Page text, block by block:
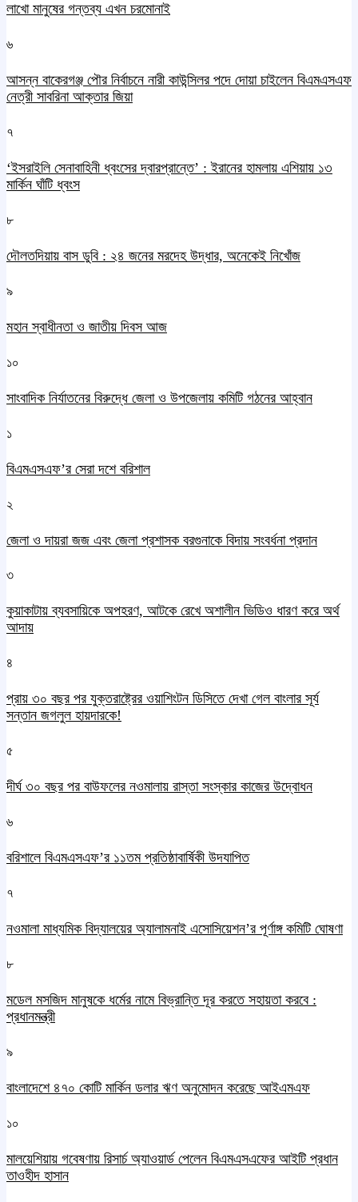
লাখো মানুষের গন্তব্য এখন চরমোনাই
৬
আসন্ন বাকেরগঞ্জ পৌর নির্বাচনে নারী কাউন্সিলর পদে দোয়া চাইলেন বিএমএসএফ
নেত্রী সাবরিনা আক্তার জিয়া
৭
‘ইসরাইলি সেনাবাহিনী ধ্বংসের দ্বারপ্রান্তে’ : ইরানের হামলায় এশিয়ায় ১৩
মার্কিন ঘাঁটি ধ্বংস
৮
দৌলতদিয়ায় বাস ডুবি : ২৪ জনের মরদেহ উদ্ধার, অনেকেই নিখোঁজ
৯
মহান স্বাধীনতা ও জাতীয় দিবস আজ
১০
সাংবাদিক নির্যাতনের বিরুদ্ধে জেলা ও উপজেলায় কমিটি গঠনের আহ্বান
১
বিএমএসএফ’র সেরা দশে বরিশাল
২
জেলা ও দায়রা জজ এবং জেলা প্রশাসক বরগুনাকে বিদায় সংবর্ধনা প্রদান
৩
কুয়াকাটায় ব্যবসায়িকে অপহরণ, আটকে রেখে অশালীন ভিডিও ধারণ করে অর্থ
আদায়
৪
প্রায় ৩০ বছর পর যুক্তরাষ্ট্রের ওয়াশিংটন ডিসিতে দেখা গেল বাংলার সূর্য
সন্তান জগলুল হায়দারকে!
৫
দীর্ঘ ৩০ বছর পর বাউফলের নওমালায় রাস্তা সংস্কার কাজের উদ্বোধন
৬
বরিশালে বিএমএসএফ’র ১১তম প্রতিষ্ঠাবার্ষিকী উদযাপিত
৭
নওমালা মাধ্যমিক বিদ্যালয়ের অ্যালামনাই এসোসিয়েশন’র পূর্ণাঙ্গ কমিটি ঘোষণা
৮
মডেল মসজিদ মানুষকে ধর্মের নামে বিভ্রান্তি দূর করতে সহায়তা করবে :
প্রধানমন্ত্রী
৯
বাংলাদেশে ৪৭০ কোটি মার্কিন ডলার ঋণ অনুমোদন করেছে আইএমএফ
১০
মালয়েশিয়ায় গবেষণায় রিসার্চ অ্যাওয়ার্ড পেলেন বিএমএসএফের আইটি প্রধান
তাওহীদ হাসান